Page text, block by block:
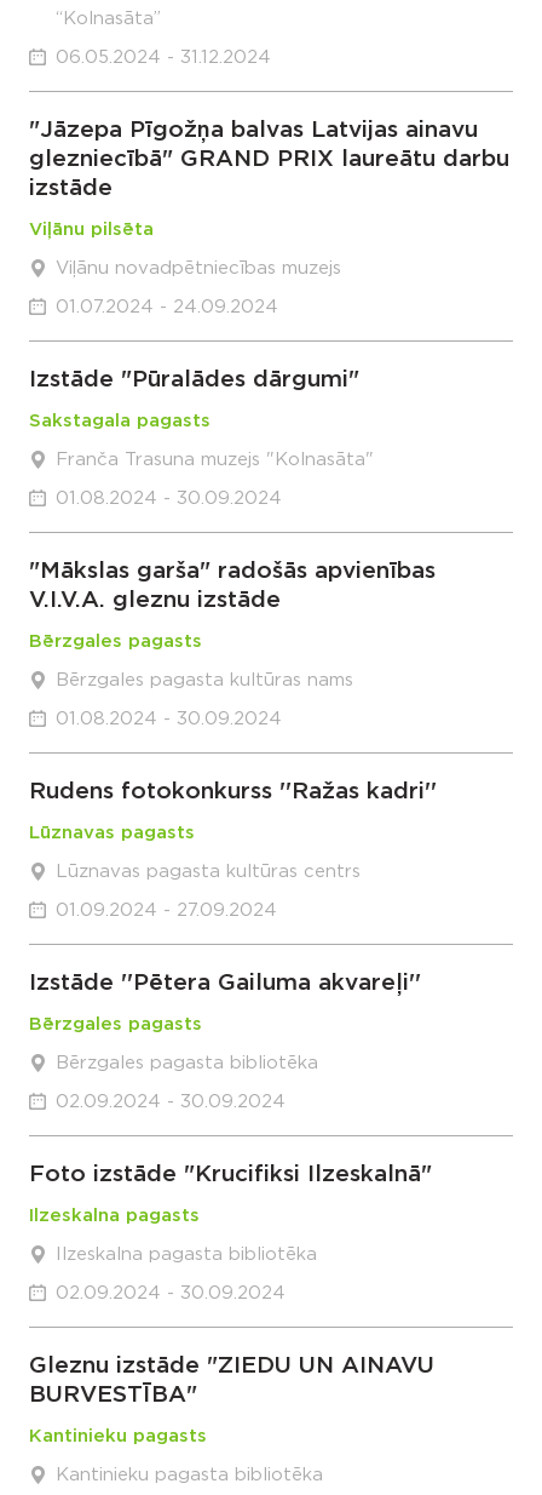
“Kolnasāta”
06.05.2024 - 31.12.2024
"Jāzepa Pīgožņa balvas Latvijas ainavu
glezniecībā" GRAND PRIX laureātu darbu
izstāde
Viļānu pilsēta
Viļānu novadpētniecības muzejs
01.07.2024 - 24.09.2024
Izstāde "Pūralādes dārgumi"
Sakstagala pagasts
Franča Trasuna muzejs "Kolnasāta"
01.08.2024 - 30.09.2024
"Mākslas garša" radošās apvienības
V.I.V.A. gleznu izstāde
Bērzgales pagasts
Bērzgales pagasta kultūras nams
01.08.2024 - 30.09.2024
Rudens fotokonkurss ''Ražas kadri''
Lūznavas pagasts
Lūznavas pagasta kultūras centrs
01.09.2024 - 27.09.2024
Izstāde ''Pētera Gailuma akvareļi''
Bērzgales pagasts
Bērzgales pagasta bibliotēka
02.09.2024 - 30.09.2024
Foto izstāde "Krucifiksi Ilzeskalnā"
Ilzeskalna pagasts
Ilzeskalna pagasta bibliotēka
02.09.2024 - 30.09.2024
Gleznu izstāde "ZIEDU UN AINAVU
BURVESTĪBA"
Kantinieku pagasts
Kantinieku pagasta bibliotēka